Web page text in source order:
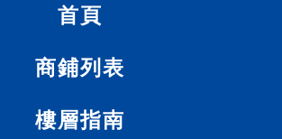
首頁
商鋪列表
樓層指南
鋪列